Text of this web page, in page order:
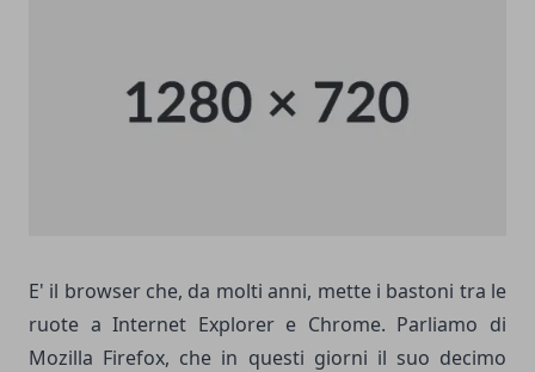
E' il browser che, da molti anni, mette i bastoni tra le
ruote a Internet Explorer e Chrome. Parliamo di
Mozilla Firefox, che in questi giorni il suo decimo